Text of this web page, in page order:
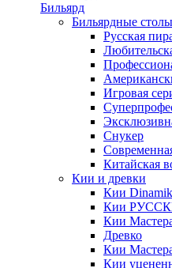
Бильярд
Бильярдные столы
Русская
Игровая
Снукер
Китайская
Кии и древки
Кии
Кии
Кии
Древко
Кии
Кии